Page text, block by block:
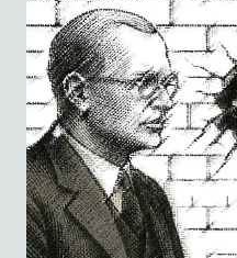
PREGUNTAS
PARA
PENSAR
EN
MEJORAS